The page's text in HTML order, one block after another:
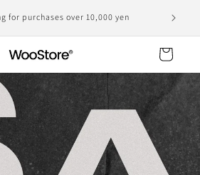
for purchases over 10,000 yen
Cart